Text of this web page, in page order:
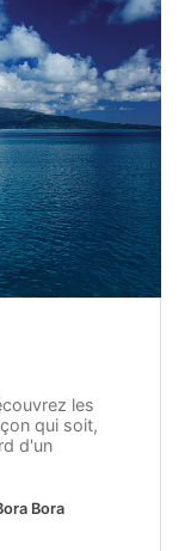
les
qui soit,
d'un
Bora